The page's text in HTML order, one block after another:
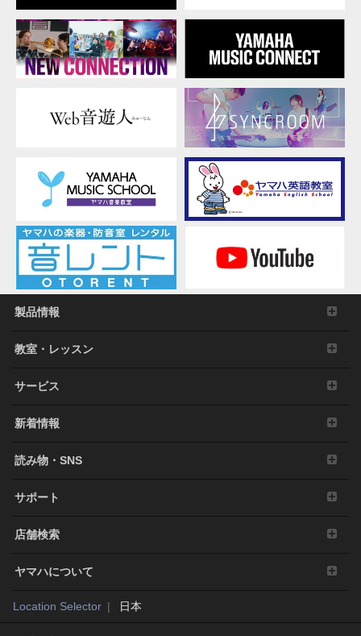
製品情報
教室・レッスン
サービス
新着情報
読み物・SNS
サポート
店舗検索
ヤマハについて
Location Selector 日本